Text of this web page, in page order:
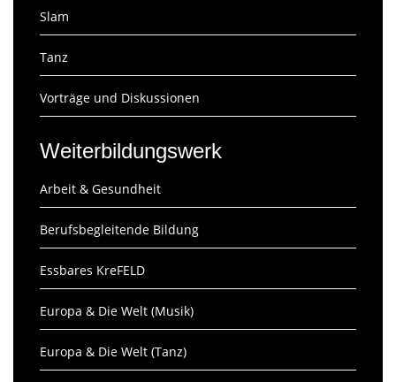
Slam
Tanz
Vorträge und Diskussionen
Weiterbildungswerk
Arbeit & Gesundheit
Berufsbegleitende Bildung
Essbares KreFELD
Europa & Die Welt (Musik)
Europa & Die Welt (Tanz)